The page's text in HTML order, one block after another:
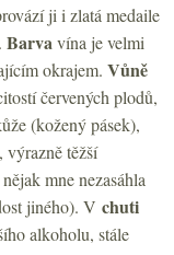
ji i zlatá medaile
Barvavína je velmi
okrajem. Vůně
červených plodů,
(kožený pásek),
výrazně těžší
mne nezasáhla
jiného). V chuti
alkoholu, stále